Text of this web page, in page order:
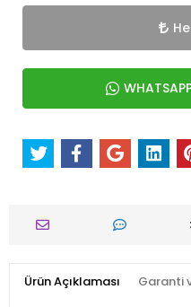
Ürün Açıklaması Garanti